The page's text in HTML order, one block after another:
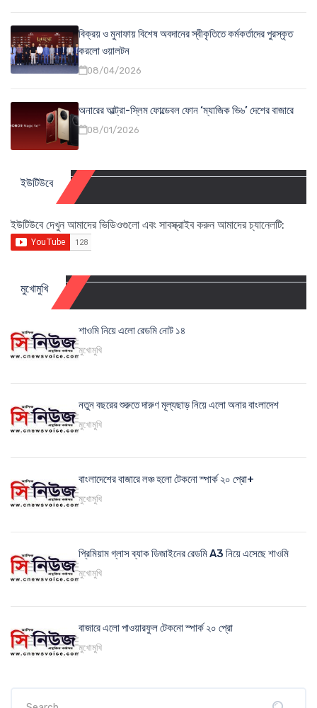
বিক্রয় ও মুনাফায় বিশেষ অবদানের স্বীকৃতিতে কর্মকর্তাদের পুরস্কৃত
করলো ওয়ালটন
08/04/2026
অনারের আল্ট্রা-স্লিম ফোল্ডেবল ফোন ‘ম্যাজিক ভি৬’ দেশের বাজারে
08/01/2026
ইউটিউবে
ইউটিউবে দেখুন আমাদের ভিডিওগুলো এবং সাবস্ক্রাইব করুন আমাদের চ্যানেলটি:
মুখোমুখি
শাওমি নিয়ে এলো রেডমি নোট ১৪
মুখোমুখি
নতুন বছরের শুরুতে দারুণ মূল্যছাড় নিয়ে এলো অনার বাংলাদেশ
মুখোমুখি
বাংলাদেশের বাজারে লঞ্চ হলো টেকনো স্পার্ক ২০ প্রো+
মুখোমুখি
প্রিমিয়াম গ্লাস ব্যাক ডিজাইনের রেডমি A3 নিয়ে এসেছে শাওমি
মুখোমুখি
বাজারে এলো পাওয়ারফুল টেকনো স্পার্ক ২০ প্রো
মুখোমুখি